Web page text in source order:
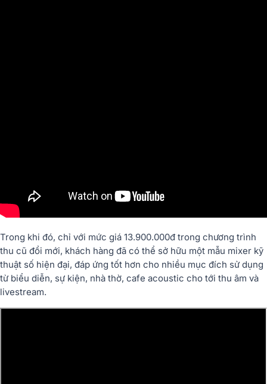
Trong khi đó, chỉ với mức giá 13.900.000đ trong chương trình
thu cũ đổi mới, khách hàng đã có thể sở hữu một mẫu mixer kỹ
thuật số hiện đại, đáp ứng tốt hơn cho nhiều mục đích sử dụng
từ biểu diễn, sự kiện, nhà thờ, cafe acoustic cho tới thu âm và
livestream.